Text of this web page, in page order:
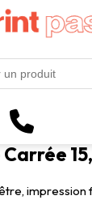
impression